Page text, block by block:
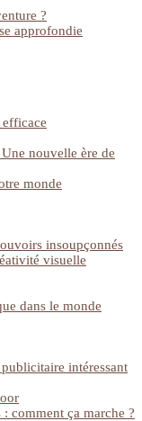
?
approfondie
nouvelle ère de
monde
insoupçonnés
visuelle
dans le monde
intéressant
comment ça marche ?